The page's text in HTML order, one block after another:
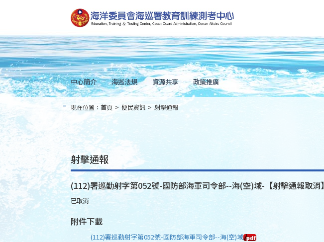
到
主
要
內
容
Skip
to
main
content
中心簡介 海巡法規 資源共享 政策推廣
::: 現在位置： 首頁 > 便民資訊 > 射擊通報
射擊通報
(112)署巡勤射字第052號-國防部海軍司令部--海(空)域-【射擊通報取消】
已取消
附件下載
(112)署巡勤射字第052號-國防部海軍司令部--海(空)域